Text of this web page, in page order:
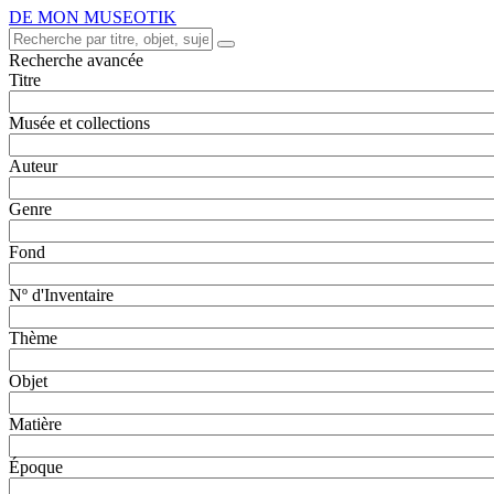
DE MON MUSEOTIK
Recherche avancée
Titre
Musée et collections
Auteur
Genre
Fond
Nº d'Inventaire
Thème
Objet
Matière
Époque